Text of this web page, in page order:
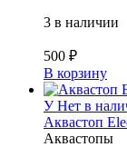
3 в наличии
500 ₽
В корзину
У Нет в
Аквастоп
Аквастопы